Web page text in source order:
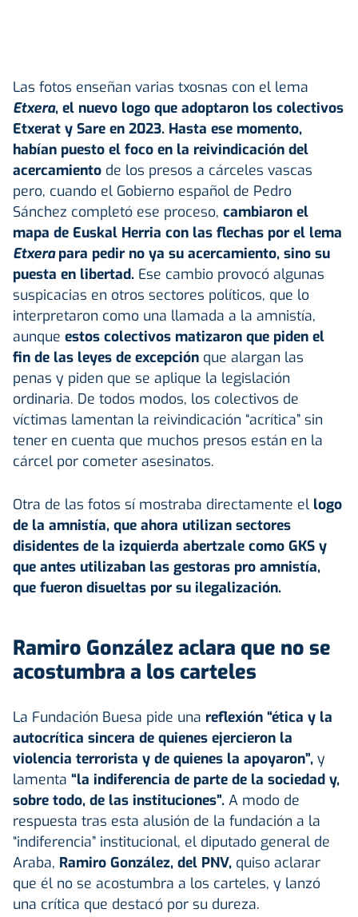
Las fotos enseñan varias txosnas con el lema
Etxera, el nuevo logo que adoptaron los colectivos
Etxerat y Sare en 2023. Hasta ese momento,
habían puesto el foco en la reivindicación del
acercamiento de los presos a cárceles vascas
pero, cuando el Gobierno español de Pedro
Sánchez completó ese proceso, cambiaron el
mapa de Euskal Herria con las flechas por el lema
Etxerapara pedir no ya su acercamiento, sino su
puesta en libertad. Ese cambio provocó algunas
suspicacias en otros sectores políticos, que lo
interpretaron como una llamada a la amnistía,
aunque estos colectivos matizaron que piden el
fin de las leyes de excepción que alargan las
penas y piden que se aplique la legislación
ordinaria. De todos modos, los colectivos de
víctimas lamentan la reivindicación “acrítica” sin
tener en cuenta que muchos presos están en la
cárcel por cometer asesinatos.
Otra de las fotos sí mostraba directamente el logo
de la amnistía, que ahora utilizan sectores
disidentes de la izquierda abertzale como GKS y
que antes utilizaban las gestoras pro amnistía,
que fueron disueltas por su ilegalización.
Ramiro González aclara que no se
acostumbra a los carteles
La Fundación Buesa pide una reflexión “ética y la
autocrítica sincera de quienes ejercieron la
violencia terrorista y de quienes la apoyaron”, y
lamenta “la indiferencia de parte de la sociedad y,
sobre todo, de las instituciones”. A modo de
respuesta tras esta alusión de la fundación a la
“indiferencia” institucional, el diputado general de
Araba, Ramiro González, del PNV, quiso aclarar
que él no se acostumbra a los carteles, y lanzó
una crítica que destacó por su dureza.